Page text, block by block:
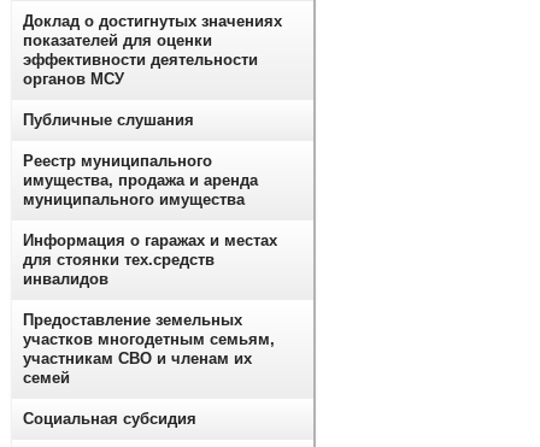
Доклад о достигнутых значениях
показателей для оценки
эффективности деятельности
органов МСУ
Публичные слушания
Реестр муниципального
имущества, продажа и аренда
муниципального имущества
Информация о гаражах и местах
для стоянки тех.средств
инвалидов
Предоставление земельных
участков многодетным семьям,
участникам СВО и членам их
семей
Социальная субсидия